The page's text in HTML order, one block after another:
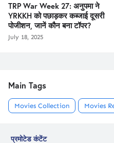
TRP War Week 27: अनुपमा ने
YRKKH को पछाड़कर कब्जाई दूसरी
पोजीशन, जानें कौन बना टॉपर?
July 18, 2025
Main Tags
Movies Collection Movies